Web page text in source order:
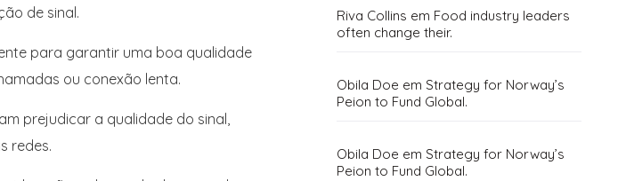
de sinal.
para garantir uma boa qualidade
ou conexão lenta.
prejudicar a qualidade do sinal,
redes.
Riva Collins em Food industry leaders
often change their.
Obila Doe em Strategy for Norway’s
Peion to Fund Global.
Obila Doe em Strategy for Norway’s
Peion to Fund Global.